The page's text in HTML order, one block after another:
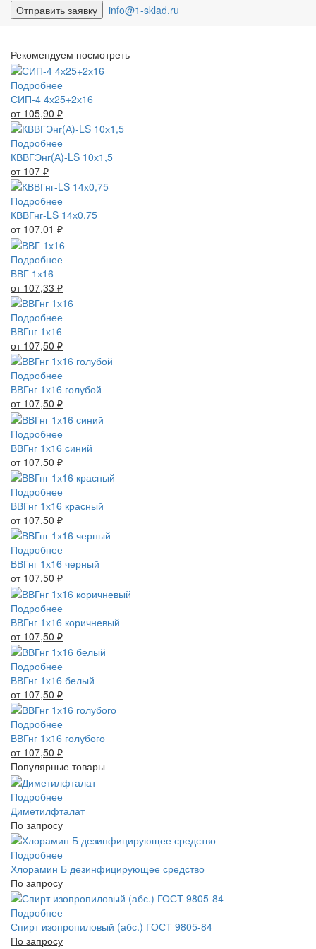
info@1-sklad.ru
Рекомендуем посмотреть
Подробнее
СИП-4 4х25+2х16
от 105,90 ₽
Подробнее
КВВГЭнг(А)-LS 10х1,5
от 107 ₽
Подробнее
КВВГнг-LS 14х0,75
от 107,01 ₽
Подробнее
ВВГ 1х16
от 107,33 ₽
Подробнее
ВВГнг 1х16
от 107,50 ₽
Подробнее
ВВГнг 1х16 голубой
от 107,50 ₽
Подробнее
ВВГнг 1х16 синий
от 107,50 ₽
Подробнее
ВВГнг 1х16 красный
от 107,50 ₽
Подробнее
ВВГнг 1х16 черный
от 107,50 ₽
Подробнее
ВВГнг 1х16 коричневый
от 107,50 ₽
Подробнее
ВВГнг 1х16 белый
от 107,50 ₽
Подробнее
ВВГнг 1х16 голубого
от 107,50 ₽
Популярные товары
Подробнее
Диметилфталат
По запросу
Подробнее
Хлорамин Б дезинфицирующее средство
По запросу
Подробнее
Спирт изопропиловый (абс.) ГОСТ 9805-84
По запросу